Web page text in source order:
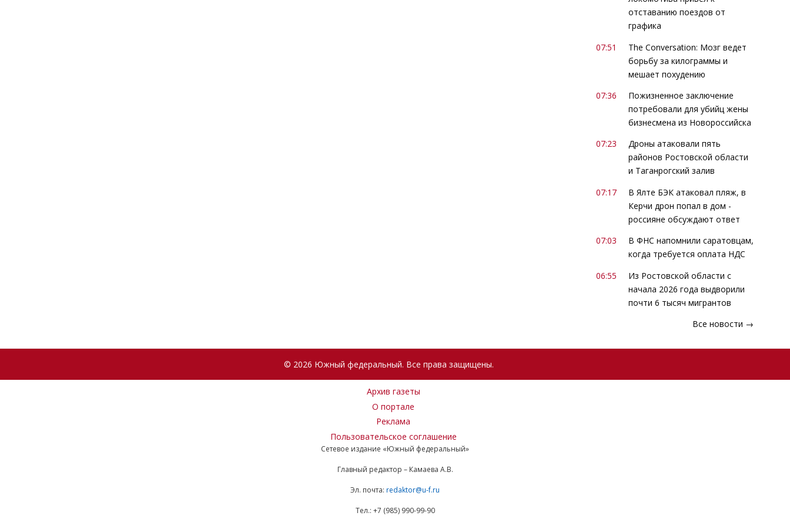
отставанию поездов от
графика
07:51
The Conversation: Мозг ведет
борьбу за килограммы и
мешает похудению
07:36
Пожизненное заключение
потребовали для убийц жены
бизнесмена из Новороссийска
07:23
Дроны атаковали пять
районов Ростовской области
и Таганрогский залив
07:17
В Ялте БЭК атаковал пляж, в
Керчи дрон попал в дом -
россияне обсуждают ответ
07:03
В ФНС напомнили саратовцам,
когда требуется оплата НДС
06:55
Из Ростовской области с
начала 2026 года выдворили
почти 6 тысяч мигрантов
Все новости →
© 2026 Южный федеральный. Все права защищены.
Архив газеты
О портале
Реклама
Пользовательское соглашение
Сетевое издание «Южный федеральный»
Главный редактор – Камаева А.В.
Эл. почта: redaktor@u-f.ru
Тел.: +7 (985) 990-99-90